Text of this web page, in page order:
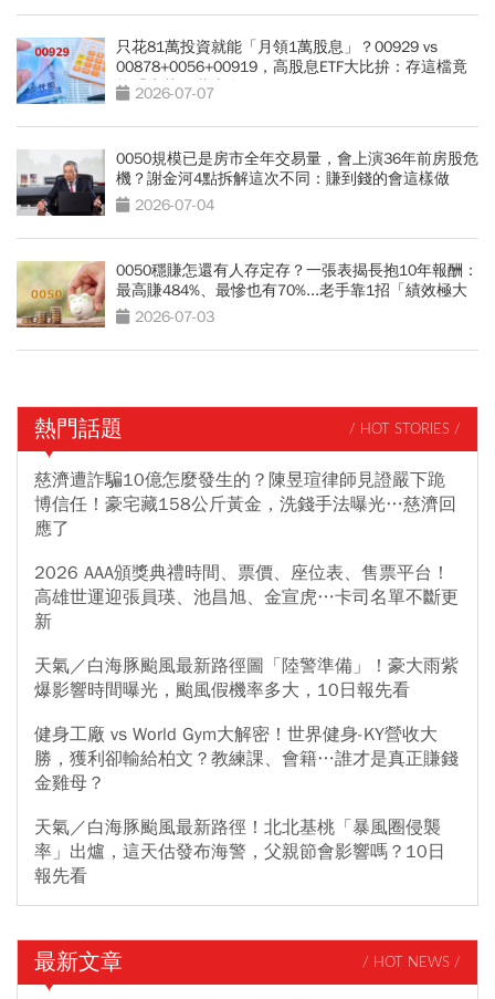
只花81萬投資就能「月領1萬股息」？00929 vs
00878+0056+00919，高股息ETF大比拚：存這檔竟
能「少花30萬本金」
2026-07-07
0050規模已是房市全年交易量，會上演36年前房股危
機？謝金河4點拆解這次不同：賺到錢的會這樣做
2026-07-04
0050穩賺怎還有人存定存？一張表揭長抱10年報酬：
最高賺484%、最慘也有70%...老手靠1招「績效極大
化」2026-07-03
熱門話題 / HOT STORIES /
慈濟遭詐騙10億怎麼發生的？陳昱瑄律師見證嚴下跪
博信任！豪宅藏158公斤黃金，洗錢手法曝光…慈濟回
應了
2026 AAA頒獎典禮時間、票價、座位表、售票平台！
高雄世運迎張員瑛、池昌旭、金宣虎…卡司名單不斷更
新
天氣／白海豚颱風最新路徑圖「陸警準備」！豪大雨紫
爆影響時間曝光，颱風假機率多大，10日報先看
健身工廠 vs World Gym大解密！世界健身-KY營收大
勝，獲利卻輸給柏文？教練課、會籍…誰才是真正賺錢
金雞母？
天氣／白海豚颱風最新路徑！北北基桃「暴風圈侵襲
率」出爐，這天估發布海警，父親節會影響嗎？10日
報先看
最新文章 / HOT NEWS /